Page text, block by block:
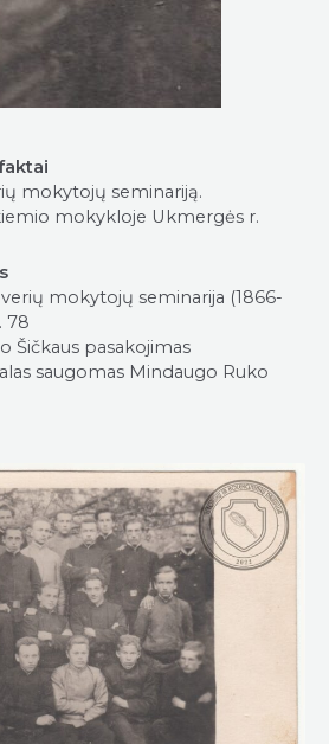
mokytojų seminariją.
mokykloje Ukmergės r.
mokytojų seminarija (1866-
78
Šičkaus pasakojimas
saugomas Mindaugo Ruko